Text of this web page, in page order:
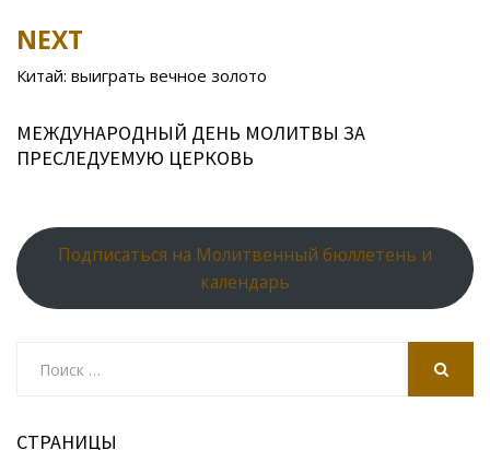
ki
NEXT
Китай: выиграть вечное золото
МЕЖДУНАРОДНЫЙ ДЕНЬ МОЛИТВЫ ЗА
ПРЕСЛЕДУЕМУЮ ЦЕРКОВЬ
Подписаться на Молитвенный бюллетень и
календарь
СТРАНИЦЫ